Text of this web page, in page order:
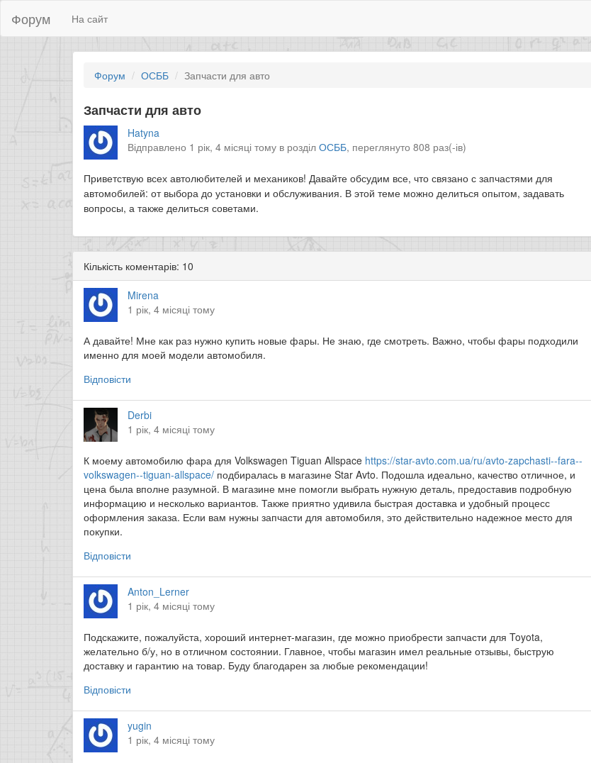
Форум На сайт
Форум ОСББ Запчасти для авто
Запчасти для авто
Hatyna
Відправлено 1 рік, 4 місяці тому в розділОСББ, переглянуто 808 раз(-ів)
Приветствую всех автолюбителей и механиков! Давайте обсудим все, что связано с запчастями для
автомобилей: от выбора до установки и обслуживания. В этой теме можно делиться опытом, задавать
вопросы, а также делиться советами.
Кількість коментарів: 10
Mirena
1 рік, 4 місяці тому
А давайте! Мне как раз нужно купить новые фары. Не знаю, где смотреть. Важно, чтобы фары подходили
именно для моей модели автомобиля.
Відповісти
Derbi
1 рік, 4 місяці тому
К моему автомобилю фара для Volkswagen Tiguan Allspace https://star-avto.com.ua/ru/avto-zapchasti--fara--
volkswagen--tiguan-allspace/ подбиралась в магазине Star Avto. Подошла идеально, качество отличное, и
цена была вполне разумной. В магазине мне помогли выбрать нужную деталь, предоставив подробную
информацию и несколько вариантов. Также приятно удивила быстрая доставка и удобный процесс
оформления заказа. Если вам нужны запчасти для автомобиля, это действительно надежное место для
покупки.
Відповісти
Anton_Lerner
1 рік, 4 місяці тому
Подскажите, пожалуйста, хороший интернет-магазин, где можно приобрести запчасти для Toyota,
желательно б/у, но в отличном состоянии. Главное, чтобы магазин имел реальные отзывы, быструю
доставку и гарантию на товар. Буду благодарен за любые рекомендации!
Відповісти
yugin
1 рік, 4 місяці тому